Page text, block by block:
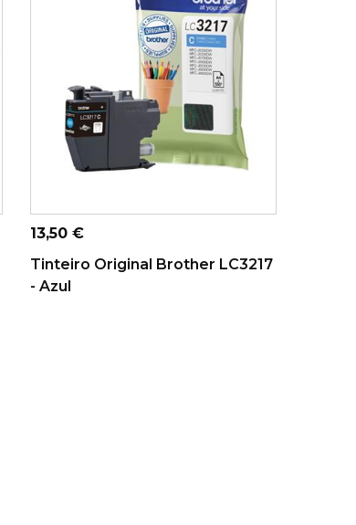
ADICIONAR AO CARRINHO
Preço
13,50 €
Tinteiro Original Brother LC3217
- Azul